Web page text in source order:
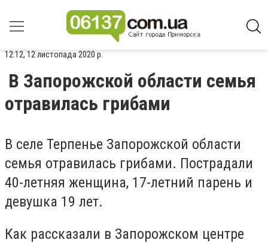
12:12, 12 листопада 2020 р.
В Запорожской области семья
отравилась грибами
В селе Терпенье Запорожской области
семья отравилась грибами. Пострадали
40-летняя женщина, 17-летний парень и
девушка 19 лет.
Как рассказали в Запорожском центре